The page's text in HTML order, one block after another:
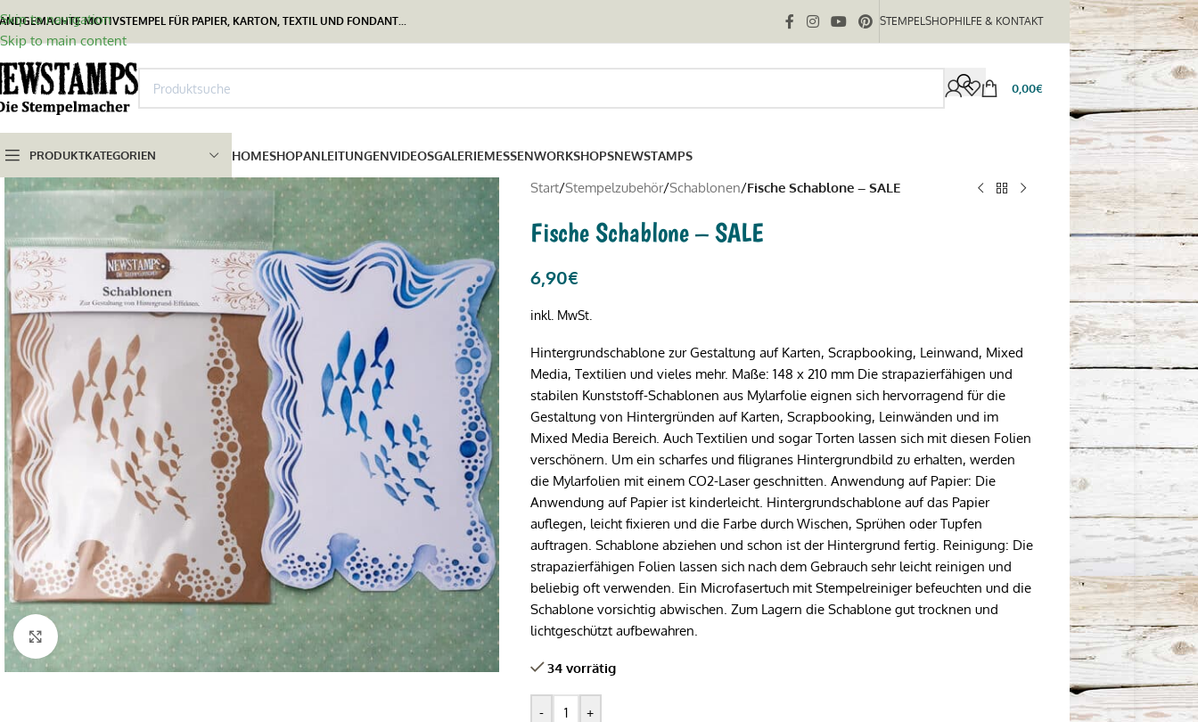
Skip to navigation
Skip to main content
MOTIVSTEMPEL FÜR PAPIER, KARTON, TEXTIL UND FONDANT... STEMPELSHOPHILFE & KONTAKT
0,00€
PRODUKTKATEGORIEN HOMESHOPANLEITUNGENVIDEOSGALERIEMESSENWORKSHOPSNEWSTAMPS
Click to enlarge
Start/Stempelzubehör/Schablonen/Fische Schablone – SALE
Fische Schablone – SALE
6,90€
inkl. MwSt.
Hintergrundschablone zur Gestaltung auf Karten, Scrapbooking, Leinwand, Mixed
Media, Textilien und vieles mehr. Maße: 148 x 210 mm Die strapazierfähigen und
stabilen Kunststoff-Schablonen aus Mylarfolie eignen sich hervorragend für die
Gestaltung von Hintergründen auf Karten, Scrapbooking, Leinwänden und im
Mixed Media Bereich. Auch Textilien und sogar Torten lassen sich mit diesen Folien
verschönern. Um ein scharfes und filigranes Hintergrundbild zu erhalten, werden
die Mylarfolien mit einem CO2-Laser geschnitten. Anwendung auf Papier: Die
Anwendung auf Papier ist kinderleicht. Hintergrundschablone auf das Papier
auflegen, leicht fixieren und die Farbe durch Wischen, Sprühen oder Tupfen
auftragen. Schablone abziehen und schon ist der Hintergrund fertig. Reinigung: Die
strapazierfähigen Folien lassen sich nach dem Gebrauch sehr leicht reinigen und
beliebig oft verwenden. Ein Microfasertuch mit Stempelreiniger befeuchten und die
Schablone vorsichtig abwischen. Zum Lagern die Schablone gut trocknen und
lichtgeschützt aufbewahren.
34 vorrätig
- +